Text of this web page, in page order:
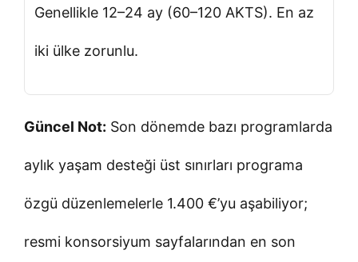
Genellikle 12–24 ay (60–120 AKTS). En az
iki ülke zorunlu.
Güncel Not: Son dönemde bazı programlarda
aylık yaşam desteği üst sınırları programa
özgü düzenlemelerle 1.400 €’yu aşabiliyor;
resmi konsorsiyum sayfalarından en son